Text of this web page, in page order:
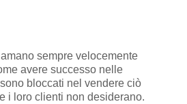
sempre velocemente
avere successo nelle
bloccati nel vendere ciò
i loro clienti non desiderano.